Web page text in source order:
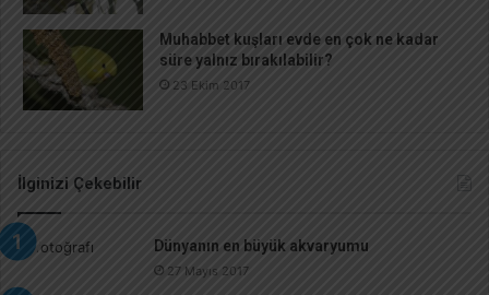
Muhabbet kuşları evde en çok ne kadar
süre yalnız bırakılabilir?
23 Ekim 2017
İlginizi Çekebilir
Dünyanın en büyük akvaryumu
27 Mayıs 2017